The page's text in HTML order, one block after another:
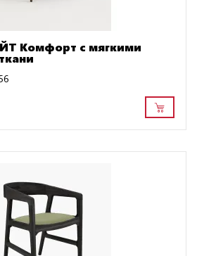
Комфорт с мягкими